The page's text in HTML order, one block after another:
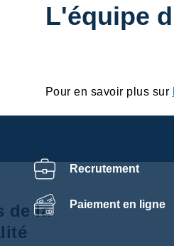
L'équipe
Pour en savoir plus sur
Recrutement
Paiement en ligne
Centre de
préférences de la